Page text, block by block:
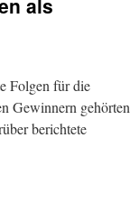
als
Folgen für die
Gewinnern gehörten
berichtete